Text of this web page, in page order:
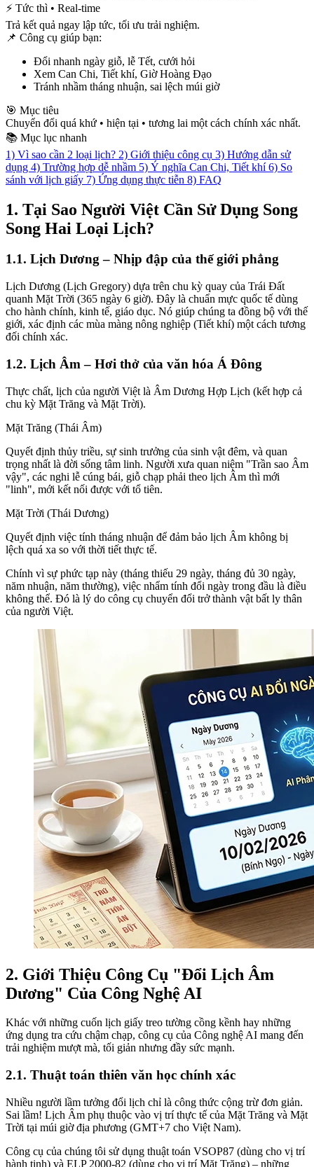
⚡ Tức thì • Real-time
Trả kết quả ngay lập tức, tối ưu trải nghiệm.
📌 Công cụ giúp bạn:
Đổi nhanh ngày giỗ, lễ Tết, cưới hỏi
Xem Can Chi, Tiết khí, Giờ Hoàng Đạo
Tránh nhầm tháng nhuận, sai lệch múi giờ
🎯 Mục tiêu
Chuyển đổi quá khứ • hiện tại • tương lai một cách chính xác nhất.
📚 Mục lục nhanh
1) Vì sao cần 2 loại lịch? 2) Giới thiệu công cụ 3) Hướng dẫn sử
dụng 4) Trường hợp dễ nhầm 5) Ý nghĩa Can Chi, Tiết khí6) So
sánh với lịch giấy 7) Ứng dụng thực tiễn 8) FAQ
1. Tại Sao Người Việt Cần Sử Dụng Song
Song Hai Loại Lịch?
1.1. Lịch Dương – Nhịp đập của thế giới phẳng
Lịch Dương (Lịch Gregory) dựa trên chu kỳ quay của Trái Đất
quanh Mặt Trời (365 ngày 6 giờ). Đây là chuẩn mực quốc tế dùng
cho hành chính, kinh tế, giáo dục. Nó giúp chúng ta đồng bộ với thế
giới, xác định các mùa màng nông nghiệp (Tiết khí) một cách tương
đối chính xác.
1.2. Lịch Âm – Hơi thở của văn hóa Á Đông
Thực chất, lịch của người Việt là Âm Dương Hợp Lịch (kết hợp cả
chu kỳ Mặt Trăng và Mặt Trời).
Mặt Trăng (Thái Âm)
Quyết định thủy triều, sự sinh trưởng của sinh vật đêm, và quan
trọng nhất là đời sống tâm linh. Người xưa quan niệm "Trần sao Âm
vậy", các nghi lễ cúng bái, giỗ chạp phải theo lịch Âm thì mới
"linh", mới kết nối được với tổ tiên.
Mặt Trời (Thái Dương)
Quyết định việc tính tháng nhuận để đảm bảo lịch Âm không bị
lệch quá xa so với thời tiết thực tế.
Chính vì sự phức tạp này (tháng thiếu 29 ngày, tháng đủ 30 ngày,
năm nhuận, năm thường), việc nhẩm tính đổi ngày trong đầu là điều
không thể. Đó là lý do công cụ chuyển đổi trở thành vật bất ly thân
của người Việt.
2. Giới Thiệu Công Cụ "Đổi Lịch Âm
Dương" Của Công Nghệ AI
Khác với những cuốn lịch giấy treo tường cồng kềnh hay những
ứng dụng tra cứu chậm chạp, công cụ của Công nghệ AI mang đến
trải nghiệm mượt mà, tối giản nhưng đầy sức mạnh.
2.1. Thuật toán thiên văn học chính xác
Nhiều người lầm tưởng đổi lịch chỉ là công thức cộng trừ đơn giản.
Sai lầm! Lịch Âm phụ thuộc vào vị trí thực tế của Mặt Trăng và Mặt
Trời tại múi giờ địa phương (GMT+7 cho Việt Nam).
Công cụ của chúng tôi sử dụng thuật toán VSOP87 (dùng cho vị trí
hành tinh) và ELP 2000-82 (dùng cho vị trí Mặt Trăng) – những